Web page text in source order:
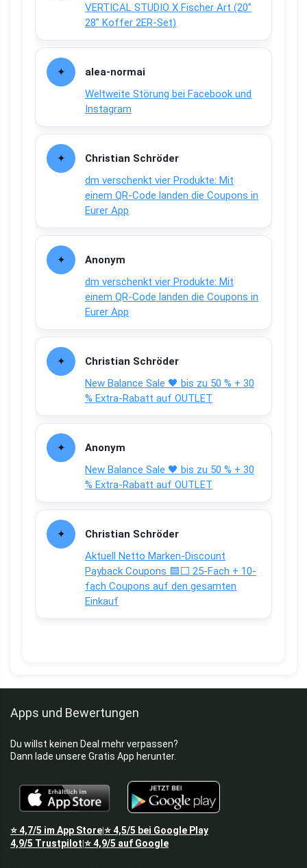
VERTICAL STUDIO X Fischer Art (20″
28″ Koffer 2ER-Set)
alea-normai
Weltweite Störung bei Facebook und
Instagram
Christian Schröder
dm verschenkt vier Produkte: Mit
einem QR-Code landen die Coupons in
Eurer App
Anonym
dm verschenkt vier Produkte: Mit
einem QR-Code landen die Coupons in
Eurer App
Christian Schröder
New Balance Sale 🖤 bis zu 50 % + 30
% Extra-Rabatt auf OUTLET
Anonym
New Balance Sale 🖤 bis zu 50 % + 30
% Extra-Rabatt auf OUTLET
Christian Schröder
Aktuell Netto Marken-Discount
Payback Coupons 🟦⬜ 25-Fach + 10-
fach Coupons auf den gesamten
Einkauf
Apps und Bewertungen
Du willst keinen Deal mehr verpassen?
Dann lade unsere Gratis App herunter.
⭐4,7/5 im App Store|⭐4,5/5 bei Google Play
4,9/5 Trustpilot|⭐4,9/5 auf Google